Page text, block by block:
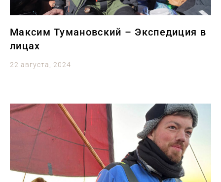
Максим Тумановский – Экспедиция в
лицах
22 августа, 2024